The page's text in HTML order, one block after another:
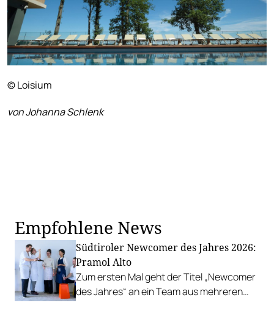
© Loisium
von Johanna Schlenk
Empfohlene News
Südtiroler Newcomer des Jahres 2026:
Pramol Alto
Zum ersten Mal geht der Titel „Newcomer
des Jahres“ an ein Team aus mehreren